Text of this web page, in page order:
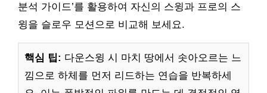
분석 가이드’를 활용하여 자신의 스윙과 프로의 스
윙을 슬로우 모션으로 비교해 보세요.
핵심 팁: 다운스윙 시 마치 땅에서 솟아오르는 느
낌으로 하체를 먼저 리드하는 연습을 반복하세